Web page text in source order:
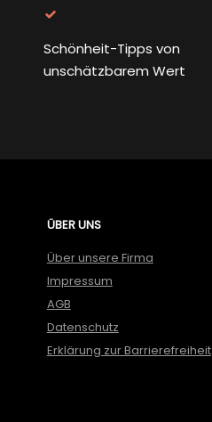
Schönheit-Tipps von
unschätzbarem Wert
ÜBER UNS
Über unsere Firma
Impressum
AGB
Datenschutz
Erklärung zur Barrierefreiheit